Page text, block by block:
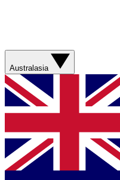
Australasia